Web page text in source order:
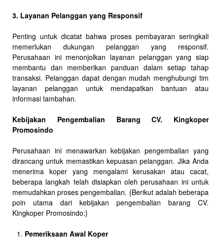
3. Layanan Pelanggan yang Responsif
Penting untuk dicatat bahwa proses pembayaran seringkali
memerlukan dukungan pelanggan yang responsif.
Perusahaan ini menonjolkan layanan pelanggan yang siap
membantu dan memberikan panduan dalam setiap tahap
transaksi. Pelanggan dapat dengan mudah menghubungi tim
layanan pelanggan untuk mendapatkan bantuan atau
informasi tambahan.
Kebijakan Pengembalian Barang CV. Kingkoper
Promosindo
Perusahaan ini menawarkan kebijakan pengembalian yang
dirancang untuk memastikan kepuasan pelanggan. Jika Anda
menerima koper yang mengalami kerusakan atau cacat,
beberapa langkah telah disiapkan oleh perusahaan ini untuk
memudahkan proses pengembalian. {Berikut adalah beberapa
poin utama dari kebijakan pengembalian barang CV.
Kingkoper Promosindo:}
Pemeriksaan Awal Koper